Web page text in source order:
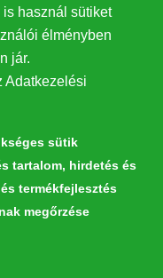
eseményeinkről!
is használ sütiket
élményben
jár.
Adatkezelési
sütik
tartalom, hirdetés és
termékfejlesztés
megőrzése